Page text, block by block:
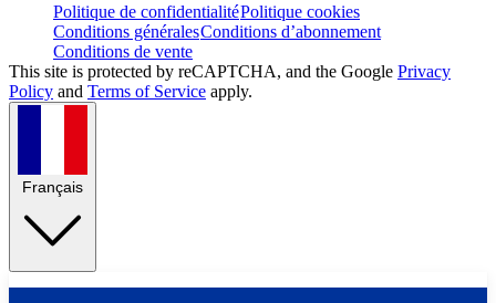
Politique de confidentialitéPolitique cookies
Conditions généralesConditions d’abonnement
Conditions de vente
This site is protected by reCAPTCHA, and the Google Privacy
Policy and Terms of Service apply.
Français